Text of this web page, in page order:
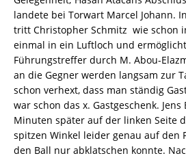
landete bei Torwart Marcel Johann.
tritt Christopher Schmitz  wie schon
einmal in ein Luftloch und
Führungstreffer durch M. Abou-
an die Gegner werden langsam zur
schon verhext, dass man ständig
war schon das x. Gastgeschenk.
Minuten später auf der linken Seite
spitzen Winkel leider genau auf den
den Ball nur abklatschen konnte.